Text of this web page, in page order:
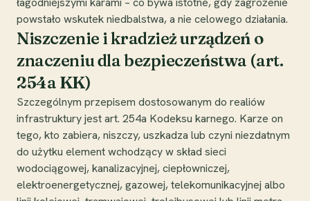
powstało wskutek niedbalstwa, a nie celowego działania.
Niszczenie i kradzież urządzeń o
znaczeniu dla bezpieczeństwa (art.
254a KK)
Szczególnym przepisem dostosowanym do realiów
infrastruktury jest art. 254a Kodeksu karnego. Karze on
tego, kto zabiera, niszczy, uszkadza lub czyni niezdatnym
do użytku element wchodzący w skład sieci
wodociągowej, kanalizacyjnej, ciepłowniczej,
elektroenergetycznej, gazowej, telekomunikacyjnej albo